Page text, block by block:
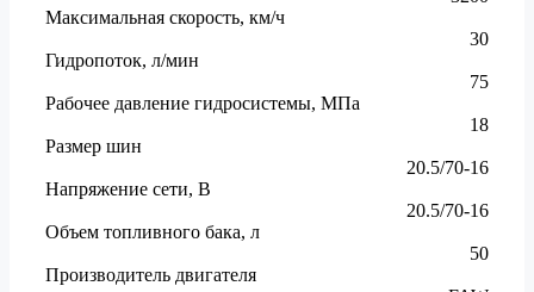
Максимальная скорость, км/ч
30
Гидропоток, л/мин
75
Рабочее давление гидросистемы, МПа
18
Размер шин
20.5/70-16
Напряжение сети, В
20.5/70-16
Объем топливного бака, л
50
Производитель двигателя